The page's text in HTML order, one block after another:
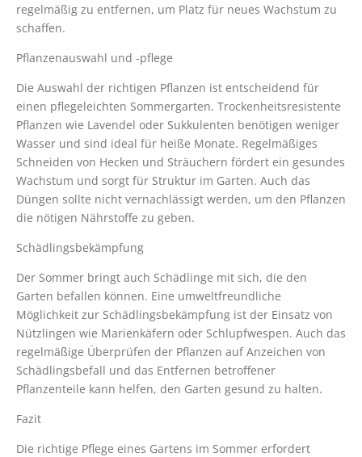
regelmäßig zu entfernen, um Platz für neues Wachstum zu
schaffen.
Pflanzenauswahl und -pflege
Die Auswahl der richtigen Pflanzen ist entscheidend für
einen pflegeleichten Sommergarten. Trockenheitsresistente
Pflanzen wie Lavendel oder Sukkulenten benötigen weniger
Wasser und sind ideal für heiße Monate. Regelmäßiges
Schneiden von Hecken und Sträuchern fördert ein gesundes
Wachstum und sorgt für Struktur im Garten. Auch das
Düngen sollte nicht vernachlässigt werden, um den Pflanzen
die nötigen Nährstoffe zu geben.
Schädlingsbekämpfung
Der Sommer bringt auch Schädlinge mit sich, die den
Garten befallen können. Eine umweltfreundliche
Möglichkeit zur Schädlingsbekämpfung ist der Einsatz von
Nützlingen wie Marienkäfern oder Schlupfwespen. Auch das
regelmäßige Überprüfen der Pflanzen auf Anzeichen von
Schädlingsbefall und das Entfernen betroffener
Pflanzenteile kann helfen, den Garten gesund zu halten.
Fazit
Die richtige Pflege eines Gartens im Sommer erfordert